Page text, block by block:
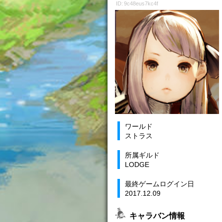
ID: 9c48eus7kc4f
ワールド
ストラス
所属ギルド
LODGE
最終ゲームログイン日
2017.12.09
キャラバン情報